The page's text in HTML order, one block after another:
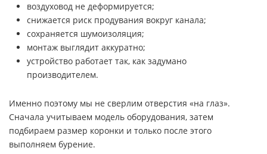
воздуховод не деформируется;
снижается риск продувания вокруг канала;
сохраняется шумоизоляция;
монтаж выглядит аккуратно;
устройство работает так, как задумано
производителем.
Именно поэтому мы не сверлим отверстия «на глаз».
Сначала учитываем модель оборудования, затем
подбираем размер коронки и только после этого
выполняем бурение.